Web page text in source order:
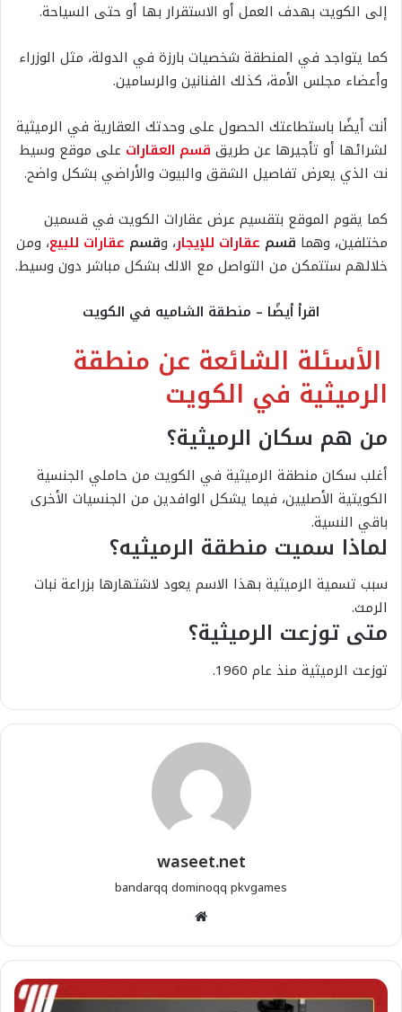
إلى الكويت بهدف العمل أو الاستقرار بها أو حتى السياحة.
كما يتواجد في المنطقة شخصيات بارزة في الدولة، مثل الوزراء
وأعضاء مجلس الأمة، كذلك الفنانين والرسامين.
أنت أيضًا باستطاعتك الحصول على وحدتك العقارية في الرميثية
لشرائها أو تأجيرها عن طريق قسم العقارات على موقع وسيط
نت الذي يعرض تفاصيل الشقق والبيوت والأراضي بشكل واضح.
كما يقوم الموقع بتقسيم عرض عقارات الكويت في قسمين
مختلفين، وهما قسم عقارات للإيجار، وقسم عقارات للبيع، ومن
خلالهم ستتمكن من التواصل مع الالك بشكل مباشر دون وسيط.
اقرأ أيضًا – منطقة الشاميه في الكويت
الأسئلة الشائعة عن منطقة
الرميثية في الكويت
من هم سكان الرميثية؟
أغلب سكان منطقة الرميثية في الكويت من حاملي الجنسية
الكويتية الأصليين، فيما يشكل الوافدين من الجنسيات الأخرى
باقي النسية.
لماذا سميت منطقة الرميثيه؟
سبب تسمية الرميثية بهذا الاسم يعود لاشتهارها بزراعة نبات
الرمث.
متى توزعت الرميثية؟
توزعت الرميثية منذ عام 1960.
waseet.net
bandarqq dominoqq pkvgames